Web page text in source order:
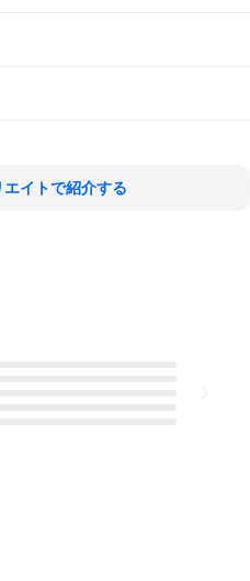
エイトで紹介する